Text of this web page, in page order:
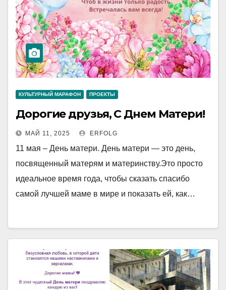
КУЛЬТУРНЫЙ МАРАФОН ПРОЕКТЫ
Дорогие друзья, С Днем Матери!
МАЙ 11, 2025 ERFOLG
11 мая – День матери. День матери — это день,
посвященный матерям и материнству.Это просто
идеальное время года, чтобы сказать спасибо
самой лучшей маме в мире и показать ей, как…